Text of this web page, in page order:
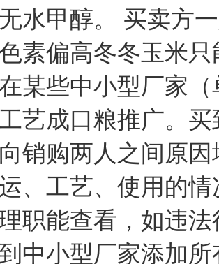
水甲醇。 买卖方
素偏高冬冬玉米
某些中小型厂家
艺成口粮推广。
销购两人之间原
、工艺、使用的
职能查看，如违
中小型厂家添加